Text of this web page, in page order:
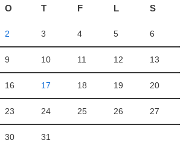
O T F L S
2 3 4 5 6
9 10 11 12 13
16 17 18 19 20
23 24 25 26 27
30 31